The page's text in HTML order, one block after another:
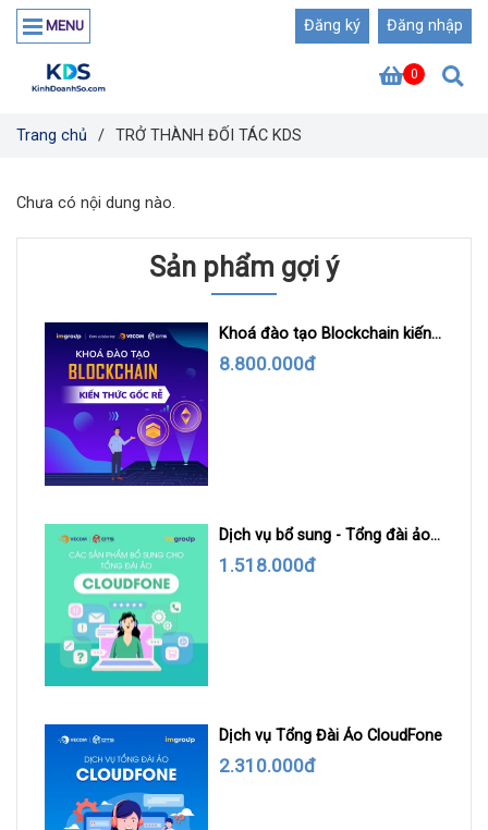
Chưa có nội dung nào.
Sản phẩm gợi ý
Khoá đào tạo Blockchain kiến
thức gốc rễ
8.800.000đ
Dịch vụ bổ sung - Tổng đài ảo
Cloudfone
1.518.000đ
Dịch vụ Tổng Đài Ảo CloudFone
2.310.000đ
Trang chủ / TRỞ THÀNH ĐỐI TÁC KDS
MENU Đăng ký Đăng nhập
0